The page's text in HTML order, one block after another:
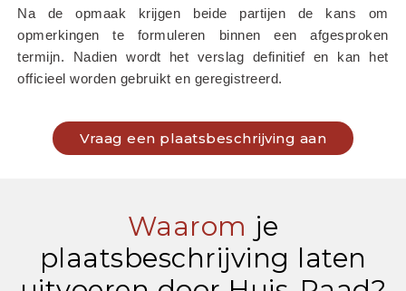
Na de opmaak krijgen beide partijen de kans om
opmerkingen te formuleren binnen een afgesproken
termijn. Nadien wordt het verslag definitief en kan het
officieel worden gebruikt en geregistreerd.
Vraag een plaatsbeschrijving aan
Waarom je
plaatsbeschrijving laten